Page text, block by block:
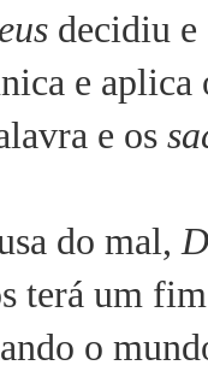
decidiu e
e aplica
e os
do mal,
terá um
o